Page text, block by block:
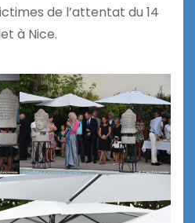
de l’attentat du 14
à Nice.